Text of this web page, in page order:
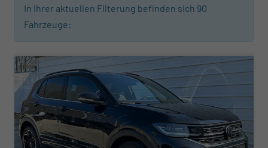
In Ihrer aktuellen Filterung befinden sich 90
Fahrzeuge:
ab 326,– € mtl.